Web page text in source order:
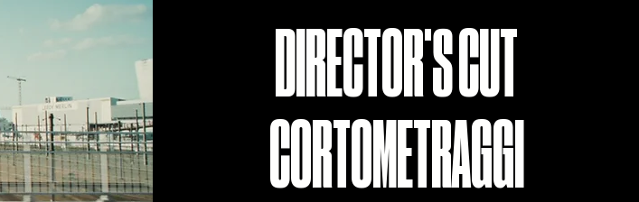
DIRECTOR'S CUT
CORTOMETRAGGI